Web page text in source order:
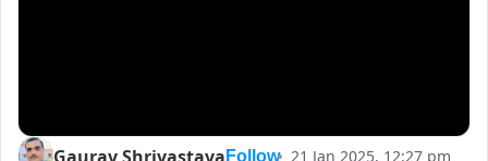
Follow 21 Jan 2025, 12:27 pm